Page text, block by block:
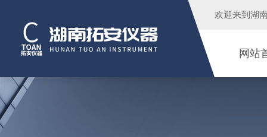
欢迎来到 湖
网站